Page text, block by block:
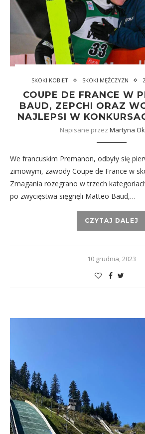
SKOKI KOBIET SKOKI MĘŻCZYZN
COUPE DE FRANCE W
BAUD, ZEPCHI ORAZ
NAJLEPSI W
Napisane przez Martyna
We francuskim Premanon, odbyły się
zimowym, zawody Coupe de France w
Zmagania rozegrano w trzech
po zwycięstwa sięgnęli Matteo Baud,…
CZYTAJ DALEJ
10 grudnia, 2023